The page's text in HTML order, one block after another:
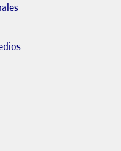
El link s'obre en
s'obre en finestra nova